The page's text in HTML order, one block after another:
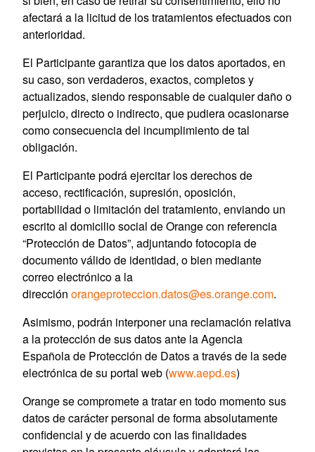
afectará a la licitud de los tratamientos efectuados con
anterioridad.
El Participante garantiza que los datos aportados, en
su caso, son verdaderos, exactos, completos y
actualizados, siendo responsable de cualquier daño o
perjuicio, directo o indirecto, que pudiera ocasionarse
como consecuencia del incumplimiento de tal
obligación.
El Participante podrá ejercitar los derechos de
acceso, rectificación, supresión, oposición,
portabilidad o limitación del tratamiento, enviando un
escrito al domicilio social de Orange con referencia
“Protección de Datos”, adjuntando fotocopia de
documento válido de identidad, o bien mediante
correo electrónico a la
dirección orangeproteccion.datos@es.orange.com.
Asimismo, podrán interponer una reclamación relativa
a la protección de sus datos ante la Agencia
Española de Protección de Datos a través de la sede
electrónica de su portal web (www.aepd.es)
Orange se compromete a tratar en todo momento sus
datos de carácter personal de forma absolutamente
confidencial y de acuerdo con las finalidades